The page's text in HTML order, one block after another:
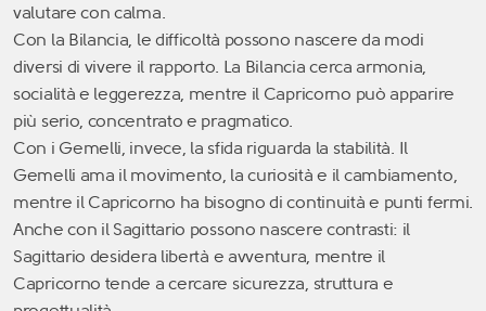
valutare con calma.
Con la Bilancia, le difficoltà possono nascere da modi
diversi di vivere il rapporto. La Bilancia cerca armonia,
socialità e leggerezza, mentre il Capricorno può apparire
più serio, concentrato e pragmatico.
Con i Gemelli, invece, la sfida riguarda la stabilità. Il
Gemelli ama il movimento, la curiosità e il cambiamento,
mentre il Capricorno ha bisogno di continuità e punti fermi.
Anche con il Sagittario possono nascere contrasti: il
Sagittario desidera libertà e avventura, mentre il
Capricorno tende a cercare sicurezza, struttura e